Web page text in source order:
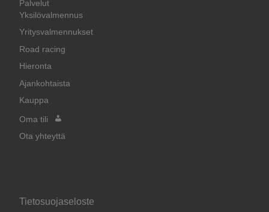
Palvelut
Yksilövalmennus
Yritysvalmennukset
Road racing
Hieronta
Ajankohtaista
Kauppa
Oma tili
Ota yhteyttä
Tietosuojaseloste